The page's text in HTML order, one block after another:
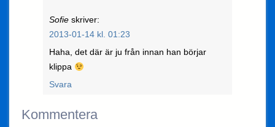
Sofie skriver:
2013-01-14 kl. 01:23
Haha, det där är ju från innan han börjar
klippa
Svara
Kommentera